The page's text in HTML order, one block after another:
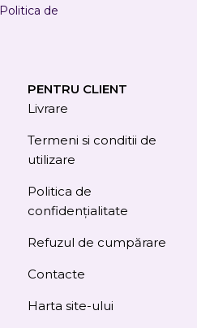
Politica de
PENTRU CLIENT
Livrare
Termeni si conditii de
utilizare
Politica de
confidențialitate
Refuzul de cumpărare
Contacte
Harta site-ului